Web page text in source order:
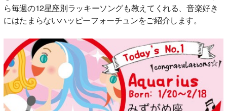
ら毎週の12星座別ラッキーソングも教えてくれる、音楽好き
にはたまらないハッピーフォーチュンをご紹介します。